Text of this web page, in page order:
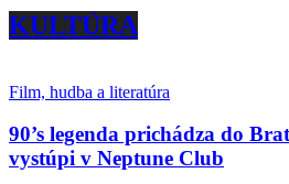
KULTÚRA
Film, hudba a literatúra
90’s legenda prichádza do
vystúpi v Neptune Club